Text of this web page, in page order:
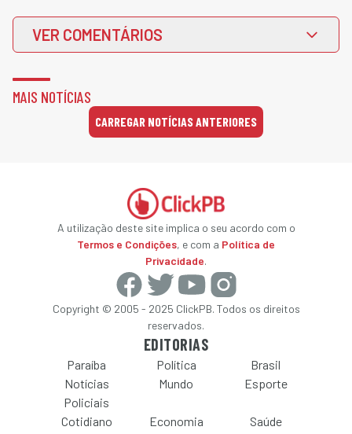
VER COMENTÁRIOS
MAIS NOTÍCIAS
CARREGAR NOTÍCIAS ANTERIORES
A utilização deste site implica o seu acordo com o
Termos e Condições, e com a Política de
Privacidade.
Copyright © 2005 - 2025 ClickPB. Todos os direitos
reservados.
EDITORIAS
Paraíba Política
Brasil
Notícias
Policiais
Mundo Esporte
Cotidiano Economia
Saúde